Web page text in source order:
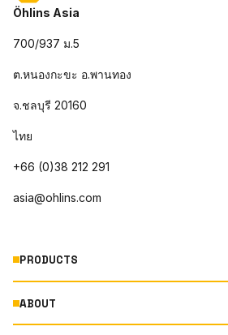
Öhlins Asia
700/937 ม.5
ต.หนองกะขะ อ.พานทอง
จ.ชลบุรี 20160
ไทย
+66 (0)38 212 291
asia@ohlins.com
PRODUCTS
MOTORCYCLE
ABOUT